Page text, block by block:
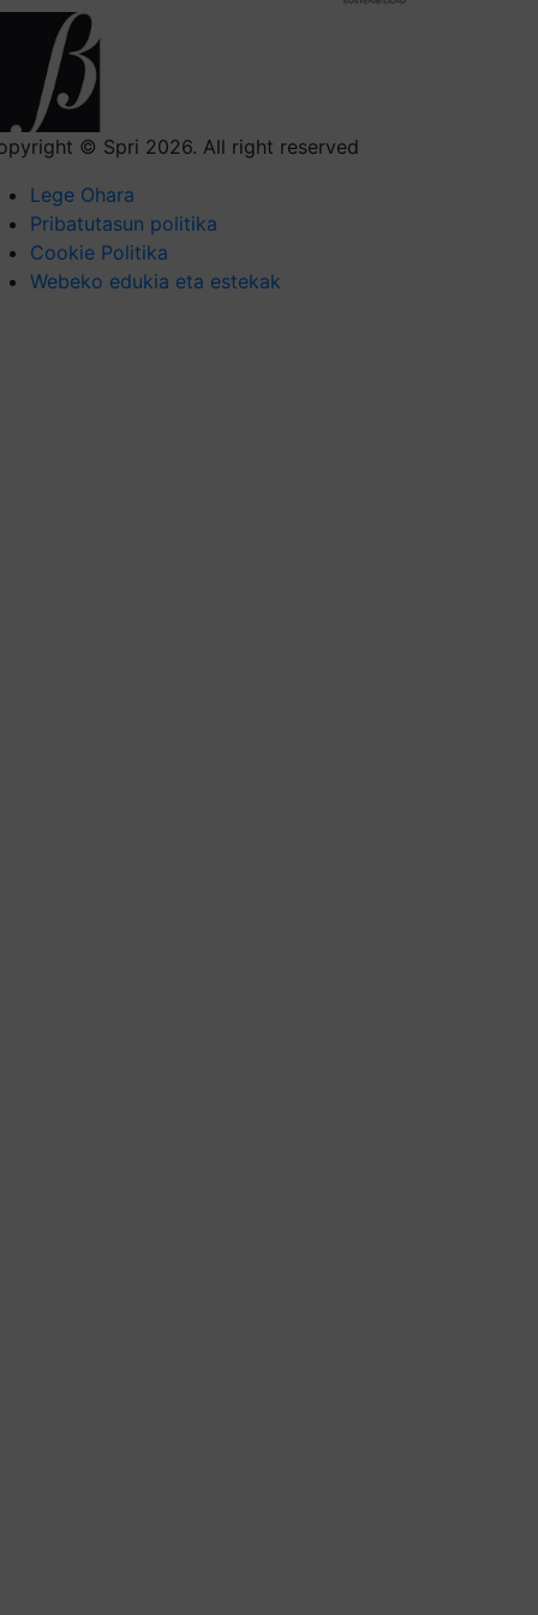
© Spri 2026. All right reserved
Lege Ohara
Pribatutasun politika
Cookie Politika
Webeko edukia eta estekak